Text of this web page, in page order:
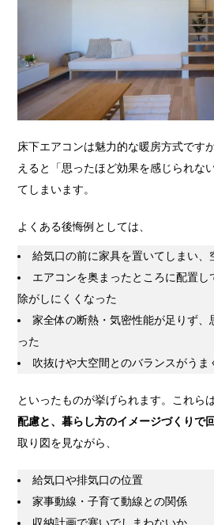
床下エアコンは魅力的な暖房方式です
えると「思ったほど効果を感じられな
てしまいます。
よくある後悔例としては、
給気口の前に家具を置いてしまい、
エアコンを奥まったところに配置
除がしにくくなった
家全体の断熱・気密性能が足りず、
った
吹抜けや大空間とのバランスがうま
といったものが挙げられます。これら
配慮と、暮らし方のイメージづくりで
取り図を見ながら、
給気口や排気口の位置
家事動線・子育て動線との関係